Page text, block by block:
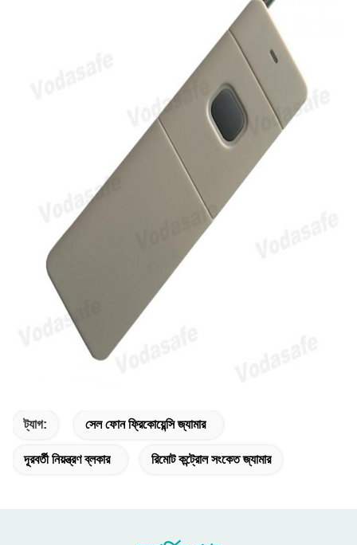
ট্যাগ: সেল ফোন ফ্রিকোয়েন্সি জ্যামার
দূরবর্তী নিয়ন্ত্রণ ব্লকার রিমোট কন্ট্রোল সংকেত জ্যামার